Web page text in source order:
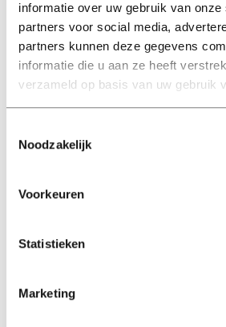
informatie over uw gebruik van onze
partners voor social media,
partners kunnen deze gegevens
informatie die u aan ze heeft
verzameld op basis van uw gebruik
Noodzakelijk
Voorkeuren
Statistieken
Marketing
Interview
Marion
bedreigingen
Hunger